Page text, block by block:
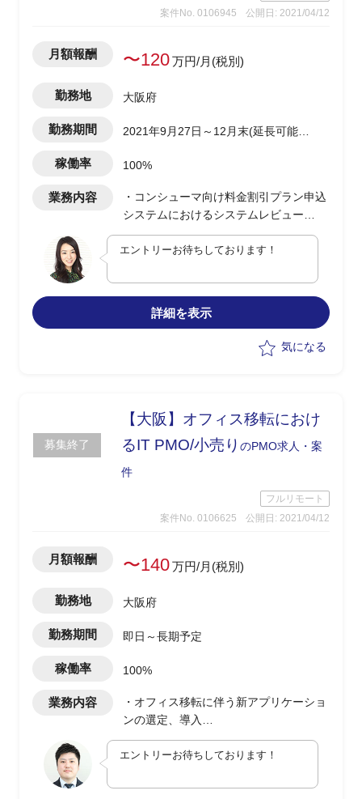
案件No. 0106945 公開日: 2021/04/12
月額報酬 〜120万円/月(税別)
勤務地 大阪府
勤務期間
2021年9月27日～12月末(延長可能性
稼働率 100%
業務内容
・コンシューマ向け料金割引プラン申込
システムにおけるシステムレビュー
・システムレビュー枠組み検討
・レビュー実施
エントリーお待ちしております！
詳細を表示
気になる
募集終了
【大阪】オフィス移転におけ
るIT PMO/小売り のPMO求人・案
件
フルリモート
案件No. 0106625
公開日: 2021/04/12
月額報酬 〜140万円/月(税別)
勤務地 大阪府
勤務期間 即日～長期予定
稼働率 100%
業務内容
・オフィス移転に伴う新アプリケーショ
ンの選定、導入
・RFI作成
・ベンダー選定
など）
エントリーお待ちしております！